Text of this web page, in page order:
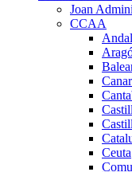
Joan
CCAA
Ceuta